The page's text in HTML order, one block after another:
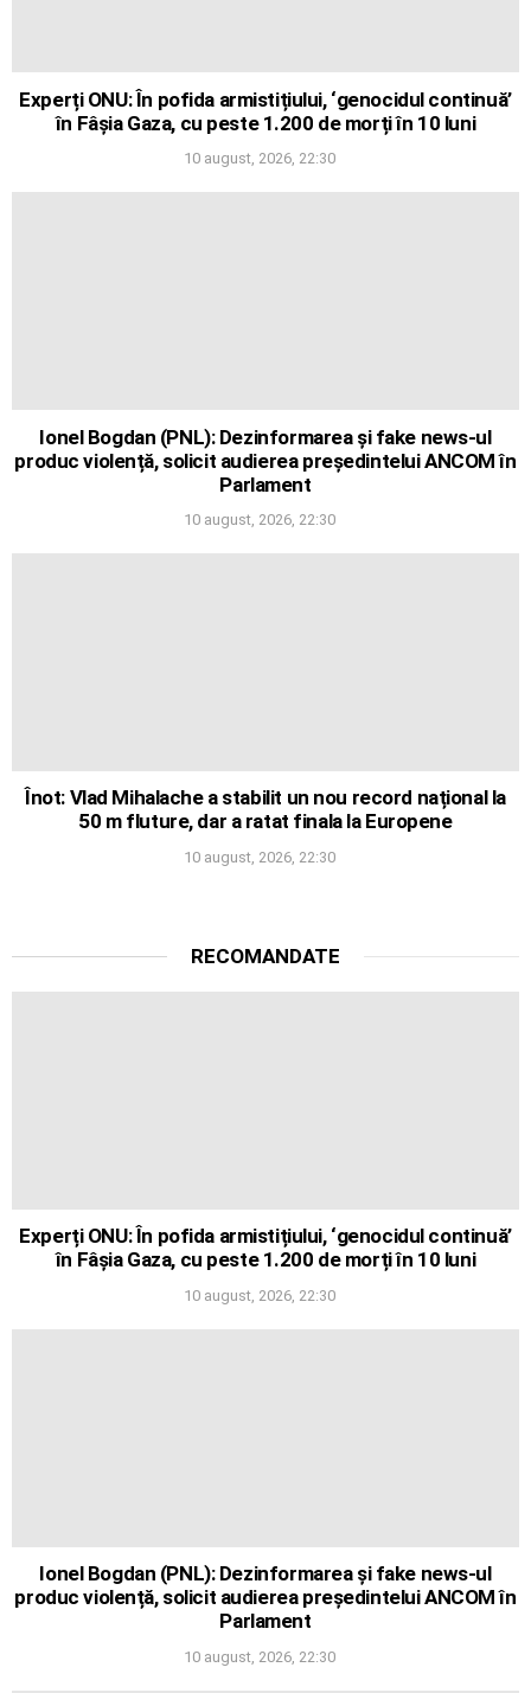
Experți ONU: În pofida armistițiului, ‘genocidul continuă’
în Fâșia Gaza, cu peste 1.200 de morți în 10 luni
10 august, 2026, 22:30
Ionel Bogdan (PNL): Dezinformarea și fake news-ul
produc violență, solicit audierea președintelui ANCOM în
Parlament
10 august, 2026, 22:30
Înot: Vlad Mihalache a stabilit un nou record național la
50 m fluture, dar a ratat finala la Europene
10 august, 2026, 22:30
RECOMANDATE
Experți ONU: În pofida armistițiului, ‘genocidul continuă’
în Fâșia Gaza, cu peste 1.200 de morți în 10 luni
10 august, 2026, 22:30
Ionel Bogdan (PNL): Dezinformarea și fake news-ul
produc violență, solicit audierea președintelui ANCOM în
Parlament
10 august, 2026, 22:30